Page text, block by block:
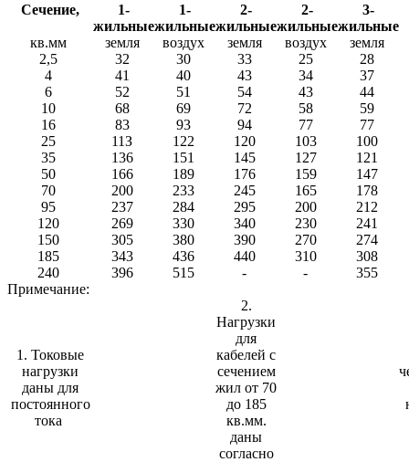
Cечение,
1-
жильные
1-
жильные
2-
жильные
2-
жильные
3-
жильные
кв.мм
земля воздух земля воздух
земля
2,5
32 30 33 25
28
4
41 40 43 34
37
6
52 51 54 43
44
10
68 69 72 58
59
16
83 93 94 77
77
25
11З 122 120 103
100
35
136 151 145 127
121
50
166 189 176 159
147
70
200 233 245 165
178
95
237 284 295 200
212
120
269 330 340 230
241
150
305 380 390 270
274
185
343 436 440 310
308
240
396 515 - -
355
Примечание:
1. Токовые
нагрузки
даны для
постоянного
тока
2.
Нагрузки
для
кабелей с
сечением
жил от 70
до 185
кв.мм.
даны
согласно